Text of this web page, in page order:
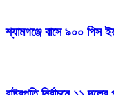
শ্যামগঞ্জে বাসে ৯০০ পিস